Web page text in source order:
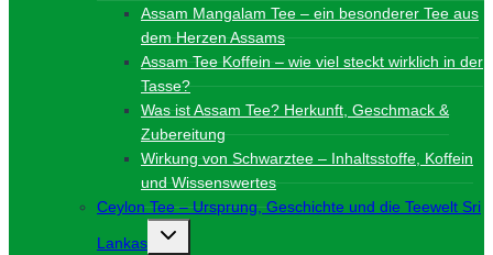
Assam Mangalam Tee – ein besonderer Tee aus
dem Herzen Assams
Assam Tee Koffein – wie viel steckt wirklich in der
Tasse?
Was ist Assam Tee? Herkunft, Geschmack &
Zubereitung
Wirkung von Schwarztee – Inhaltsstoffe, Koffein
und Wissenswertes
Ceylon Tee – Ursprung, Geschichte und die Teewelt Sri
Lankas
Untermenü
umschalten